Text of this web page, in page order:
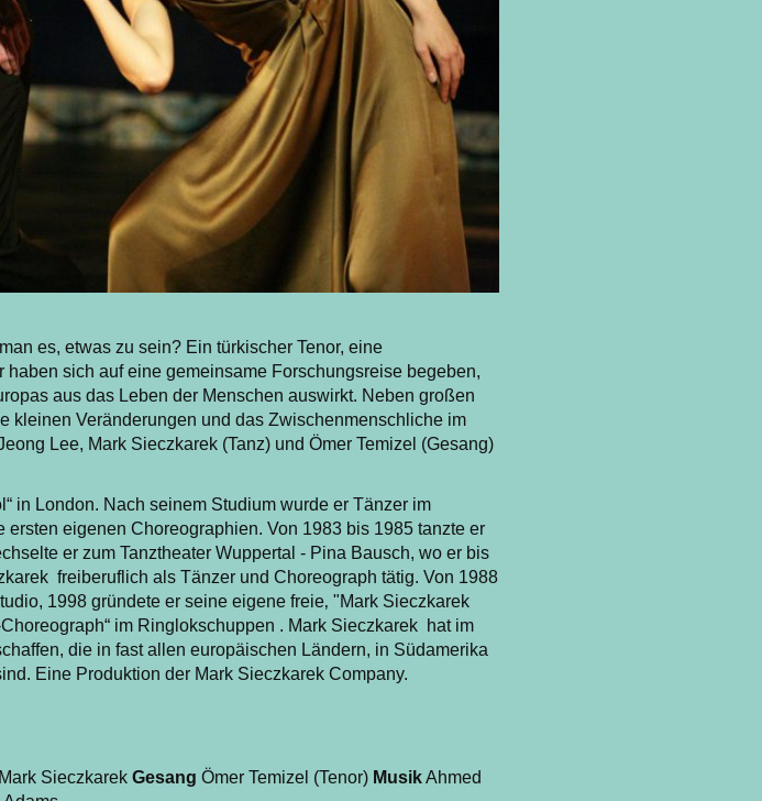
es, etwas zu sein? Ein türkischer Tenor, eine
sich auf eine gemeinsame Forschungsreise begeben,
aus das Leben der Menschen auswirkt. Neben großen
kleinen Veränderungen und das Zwischenmenschliche im
Lee, Mark Sieczkarek (Tanz) und Ömer Temizel (Gesang)
in London. Nach seinem Studium wurde er Tänzer im
eigenen Choreographien. Von 1983 bis 1985 tanzte er
er zum Tanztheater Wuppertal - Pina Bausch, wo er bis
freiberuflich als Tänzer und Choreograph tätig. Von 1988
1998 gründete er seine eigene freie‚ "Mark Sieczkarek
im Ringlokschuppen . Mark Sieczkarek hat im
die in fast allen europäischen Ländern, in Südamerika
Eine Produktion der Mark Sieczkarek Company.
Sieczkarek Gesang Ömer Temizel (Tenor) MusikAhmed